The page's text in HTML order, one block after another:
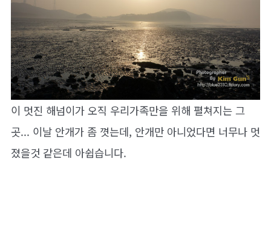
이 멋진 해넘이가 오직 우리가족만을 위해 펼쳐지는 그
곳... 이날 안개가 좀 꼇는데, 안개만 아니었다면 너무나 멋
졌을것 같은데 아쉽습니다.